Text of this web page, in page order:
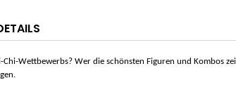
Wettbewerbs? Wer die schönsten Figuren und Kombos